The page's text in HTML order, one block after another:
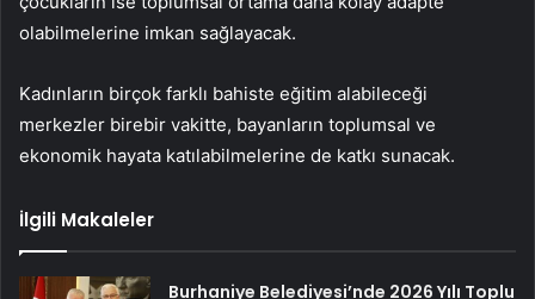
olabilmelerine imkan sağlayacak.
Kadınların birçok farklı bahiste eğitim alabileceği
merkezler birebir vakitte, bayanların toplumsal ve
ekonomik hayata katılabilmelerine de katkı sunacak.
İlgili Makaleler
Burhaniye Belediyesi’nde 2026 Yılı Toplu